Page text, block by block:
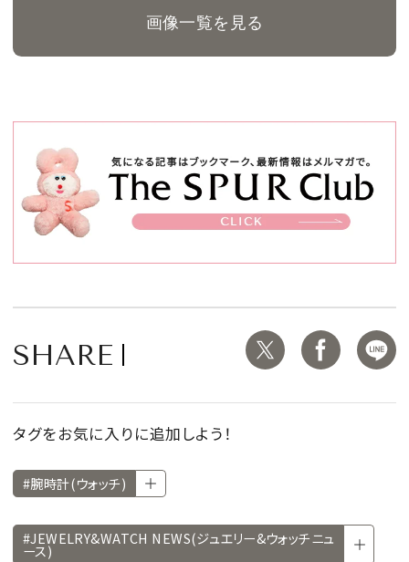
画像一覧を見る
SHARE
タグをお気に入りに追加しよう！
#腕時計(ウォッチ)
#JEWELRY&WATCH NEWS(ジュエリー&ウォッチニュ
ース)